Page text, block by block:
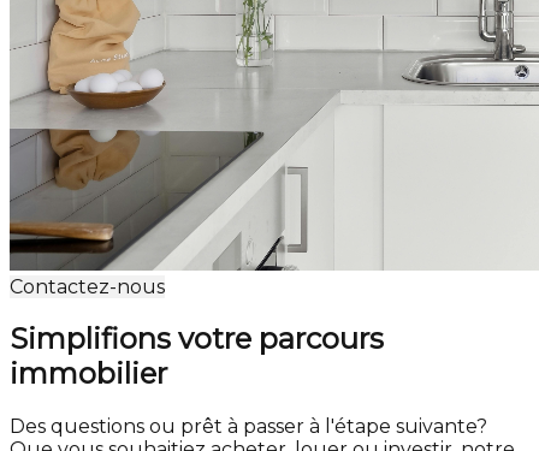
Contactez-nous
Simplifions votre parcours
immobilier
Des questions ou prêt à passer à l'étape suivante?